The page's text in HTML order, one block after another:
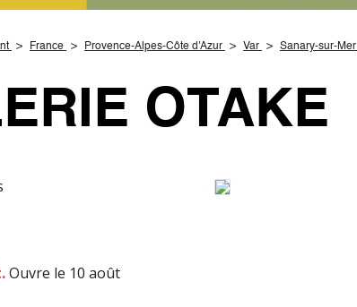
France Provence-Alpes-Côte d'Azur Var Sanary-sur-Mer
OTAKE
Ouvre le 10 août